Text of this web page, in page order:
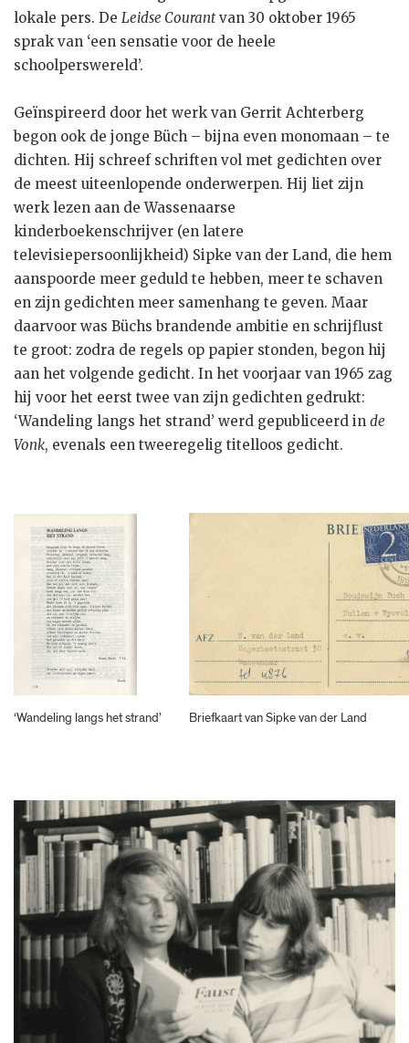
lokale pers. De Leidse Courantvan 30 oktober 1965
sprak van ‘een sensatie voor de heele
schoolperswereld’.
Geïnspireerd door het werk van Gerrit Achterberg
begon ook de jonge Büch – bijna even monomaan – te
dichten. Hij schreef schriften vol met gedichten over
de meest uiteenlopende onderwerpen. Hij liet zijn
werk lezen aan de Wassenaarse
kinderboekenschrijver (en latere
televisiepersoonlijkheid) Sipke van der Land, die hem
aanspoorde meer geduld te hebben, meer te schaven
en zijn gedichten meer samenhang te geven. Maar
daarvoor was Büchs brandende ambitie en schrijflust
te groot: zodra de regels op papier stonden, begon hij
aan het volgende gedicht. In het voorjaar van 1965 zag
hij voor het eerst twee van zijn gedichten gedrukt:
‘Wandeling langs het strand’ werd gepubliceerd in de
Vonk, evenals een tweeregelig titelloos gedicht.
‘Wandeling langs het strand’ Briefkaart van Sipke van der Land